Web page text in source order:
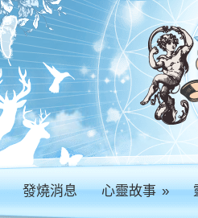
發燒消息 心靈故事»